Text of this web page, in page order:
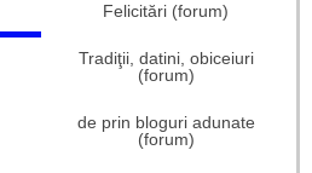
Felicitări (forum)
Tradiţii, datini, obiceiuri
(forum)
de prin bloguri adunate
(forum)